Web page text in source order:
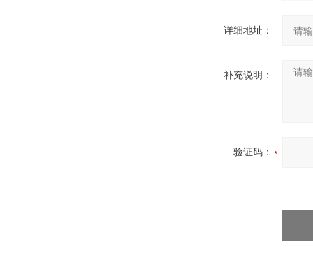
详细地址：
补充说明：
验证码：